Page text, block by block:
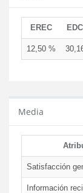
EREC
12,50 %
Media
Satisfacción
Información